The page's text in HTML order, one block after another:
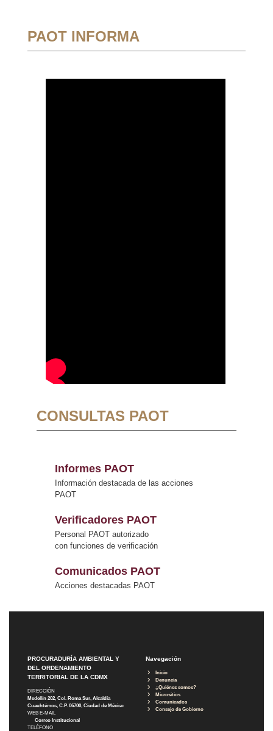
PAOT INFORMA
CONSULTAS PAOT
Informes PAOT
Información destacada de las acciones
PAOT
Verificadores PAOT
Personal PAOT autorizado
con funciones de verificación
Comunicados PAOT
Acciones destacadas PAOT
PROCURADURÍA AMBIENTAL Y
DEL ORDENAMIENTO
TERRITORIAL DE LA CDMX
DIRECCIÓN
Medellín 202, Col. Roma Sur, Alcaldía
Cuauhtémoc, C.P. 06700, Ciudad de México
WEB E-MAIL
Correo Institucional
TELÉFONO
Navegación
Inicio
Denuncia
¿Quiénes somos?
Micrositios
Comunicados
Consejo de Gobierno